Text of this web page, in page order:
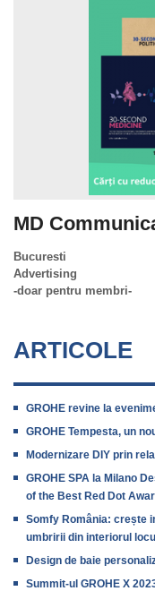
MD
Bucuresti
Advertising
-doar pentru membri-
ARTICOLE
GROHE revine la
GROHE Tempesta, un
Modernizare DIY prin
GROHE SPA la Milano
of the Best Red Dot
Somfy România: crește
umbririi din interiorul
Design de baie
Summit-ul GROHE X